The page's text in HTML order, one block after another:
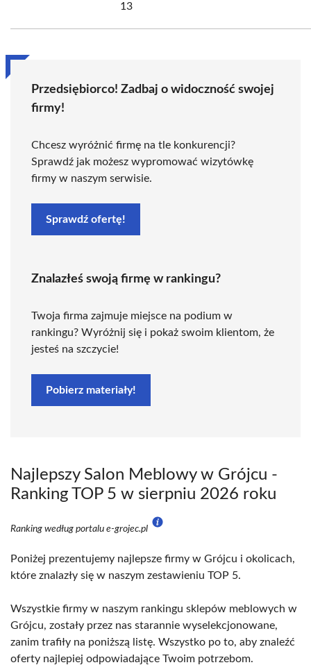
13
Przedsiębiorco! Zadbaj o widoczność swojej
firmy!
Chcesz wyróżnić firmę na tle konkurencji?
Sprawdź jak możesz wypromować wizytówkę
firmy w naszym serwisie.
Sprawdź ofertę!
Znalazłeś swoją firmę w rankingu?
Twoja firma zajmuje miejsce na podium w
rankingu? Wyróżnij się i pokaż swoim klientom, że
jesteś na szczycie!
Pobierz materiały!
Najlepszy Salon Meblowy w Grójcu -
Ranking TOP 5 w sierpniu 2026 roku
Ranking według portalu e-grojec.pl
Poniżej prezentujemy najlepsze firmy w Grójcu i okolicach,
które znalazły się w naszym zestawieniu TOP 5.
Wszystkie firmy w naszym rankingu sklepów meblowych w
Grójcu, zostały przez nas starannie wyselekcjonowane,
zanim trafiły na poniższą listę. Wszystko po to, aby znaleźć
oferty najlepiej odpowiadające Twoim potrzebom.